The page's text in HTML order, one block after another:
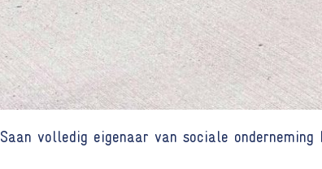
Saan volledig eigenaar van sociale onderneming